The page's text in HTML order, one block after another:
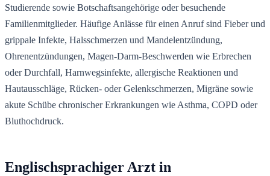
Studierende sowie Botschaftsangehörige oder besuchende
Familienmitglieder. Häufige Anlässe für einen Anruf sind Fieber und
grippale Infekte, Halsschmerzen und Mandelentzündung,
Ohrenentzündungen, Magen-Darm-Beschwerden wie Erbrechen
oder Durchfall, Harnwegsinfekte, allergische Reaktionen und
Hautausschläge, Rücken- oder Gelenkschmerzen, Migräne sowie
akute Schübe chronischer Erkrankungen wie Asthma, COPD oder
Bluthochdruck.
Englischsprachiger Arzt in